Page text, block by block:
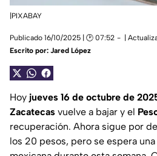
|PIXABAY
Publicado 16/10/2025 | 🕑 07:52 |
Escrito por: Jared López
Hoy jueves 16 de octubre de
Zacatecas vuelve a bajar y el
recuperación. Ahora sigue por
los 20 pesos, pero se espera